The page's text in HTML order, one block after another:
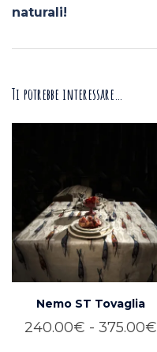
naturali!
Ti potrebbe interessare…
Nemo ST Tovaglia
240.00€ - 375.00€